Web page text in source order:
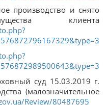
производство и снято
клиента
суд 15.03.2019 г.
(малозначительное
Review/80487695